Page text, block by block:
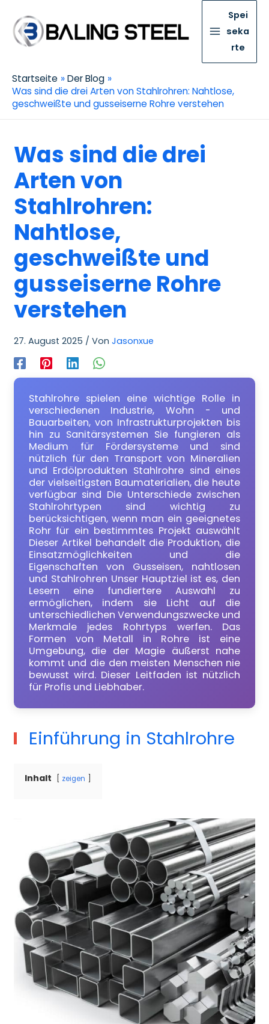
Spei
seka
rte
Startseite
Der Blog
Was sind die drei Arten von Stahlrohren: Nahtlose,
geschweißte und gusseiserne Rohre verstehen
Was sind die drei
Arten von
Stahlrohren:
Nahtlose,
geschweißte und
gusseiserne Rohre
verstehen
27. August 2025 / Von Jasonxue
Stahlrohre spielen eine wichtige Rolle in
verschiedenen Industrie, Wohn - und
Bauarbeiten, von Infrastrukturprojekten bis
hin zu Sanitärsystemen Sie fungieren als
Medium für Fördersysteme und sind
nützlich für den Transport von Mineralien
und Erdölprodukten Stahlrohre sind eines
der vielseitigsten Baumaterialien, die heute
verfügbar sind Die Unterschiede zwischen
Stahlrohrtypen sind wichtig zu
berücksichtigen, wenn man ein geeignetes
Rohr für ein bestimmtes Projekt auswählt
Dieser Artikel behandelt die Produktion, die
Einsatzmöglichkeiten und die
Eigenschaften von Gusseisen, nahtlosen
und Stahlrohren Unser Hauptziel ist es, den
Lesern eine fundiertere Auswahl zu
ermöglichen, indem sie Licht auf die
unterschiedlichen Verwendungszwecke und
Merkmale jedes Rohrtyps werfen. Das
Formen von Metall in Rohre ist eine
Umgebung, die der Magie äußerst nahe
kommt und die den meisten Menschen nie
bewusst wird. Dieser Leitfaden ist nützlich
für Profis und Liebhaber.
Einführung in Stahlrohre
Inhalt zeigen